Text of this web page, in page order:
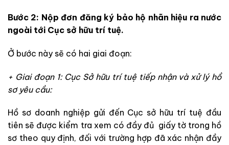
Bước 2: Nộp đơn đăng ký bảo hộ nhãn hiệu ra nước
ngoài tới Cục sở hữu trí tuệ.
Ở bước này sẽ có hai giai đoạn:
+ Giai đoạn 1: Cục Sở hữu trí tuệ tiếp nhận và xử lý hồ
sơ yêu cầu:
Hồ sơ doanh nghiệp gửi đến Cục sở hữu trí tuệ đầu
tiên sẽ được kiểm tra xem có đầy đủ giấy tờ trong hồ
sơ theo quy định, đối với trường hợp đã xác nhận đầy